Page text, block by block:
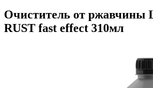
Очиститель от ржавчины
RUST fast effect 310мл